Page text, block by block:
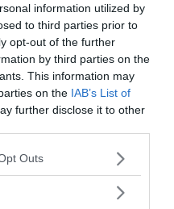
information utilized by
to third parties prior to
opt-out of the further
by third parties on the
This information may
on the IAB’s List of
further disclose it to other
uses one or more Google
You may click to
Outs